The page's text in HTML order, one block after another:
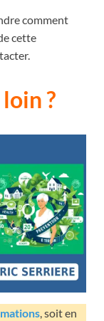
comment
cette
?
, soit en